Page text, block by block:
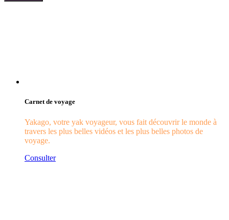
Carnet de voyage
Yakago, votre yak voyageur, vous fait découvrir le monde à
travers les plus belles vidéos et les plus belles photos de
voyage.
Consulter